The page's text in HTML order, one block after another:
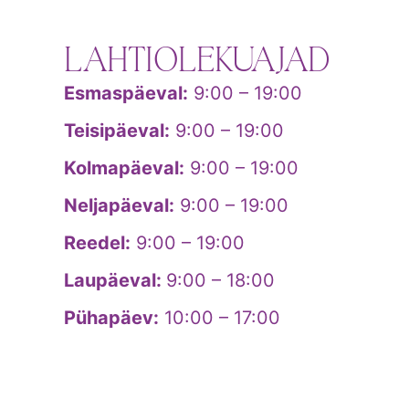
LAHTIOLEKUAJAD
Esmaspäeval: 9:00 – 19:00
Teisipäeval: 9:00 – 19:00
Kolmapäeval: 9:00 – 19:00
Neljapäeval: 9:00 – 19:00
Reedel: 9:00 – 19:00
Laupäeval: 9:00 – 18:00
Pühapäev: 10:00 – 17:00